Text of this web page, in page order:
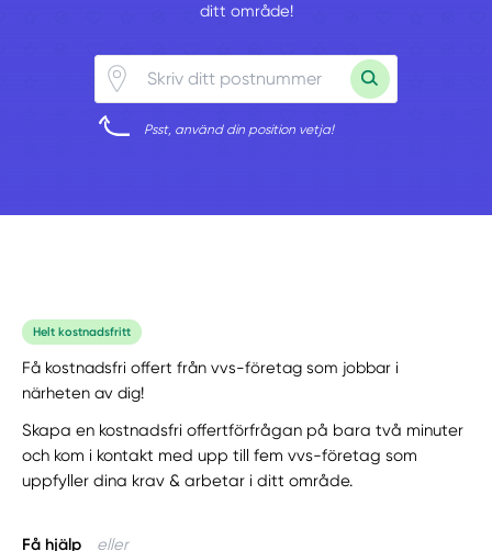
ditt område!
Psst, använd din position vetja!
Helt kostnadsfritt
Få kostnadsfri offert från vvs-företag som jobbar i
närheten av dig!
Skapa en kostnadsfri offertförfrågan på bara två minuter
och kom i kontakt med upp till fem vvs-företag som
uppfyller dina krav & arbetar i ditt område.
Få hjälp eller